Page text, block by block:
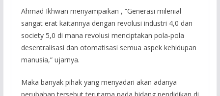
Ahmad Ikhwan menyampaikan , “Generasi milenial
sangat erat kaitannya dengan revolusi industri 4,0 dan
society 5,0 di mana revolusi menciptakan pola-pola
desentralisasi dan otomatisasi semua aspek kehidupan
manusia,” ujarnya.
Maka banyak pihak yang menyadari akan adanya